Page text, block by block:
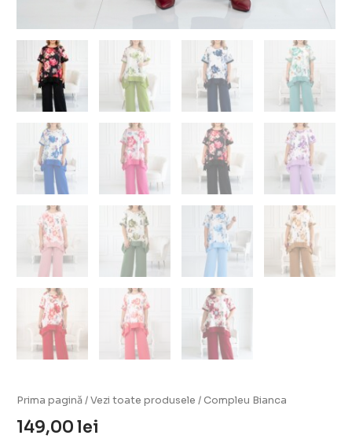
Prima pagină/Vezi toate produsele / Compleu Bianca
149,00lei